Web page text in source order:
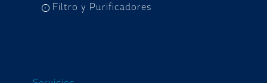
Filtro y Purificadores